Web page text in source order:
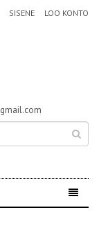
SISENE LOO KONTO